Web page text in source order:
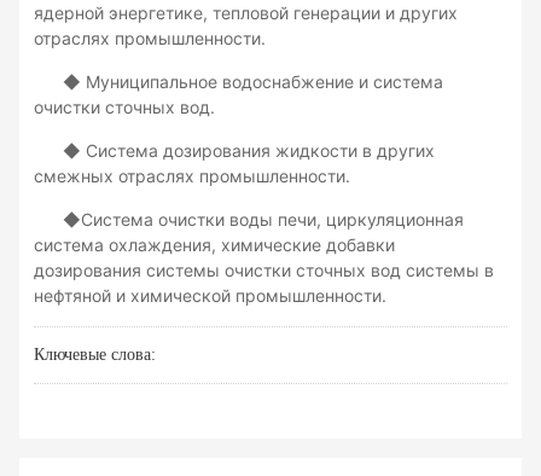
ядерной энергетике, тепловой генерации и других
отраслях промышленности.
◆ Муниципальное водоснабжение и система
очистки сточных вод.
◆ Система дозирования жидкости в других
смежных отраслях промышленности.
◆Система очистки воды печи, циркуляционная
система охлаждения, химические добавки
дозирования системы очистки сточных вод системы в
нефтяной и химической промышленности.
Ключевые слова: